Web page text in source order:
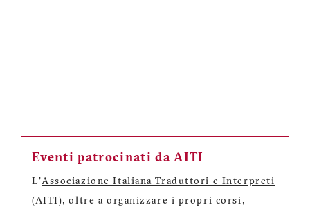
Eventi patrocinati da AITI
L'Associazione Italiana Traduttori e Interpreti
(AITI), oltre a organizzare i propri corsi,